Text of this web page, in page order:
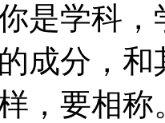
是学科
成分，
，要相